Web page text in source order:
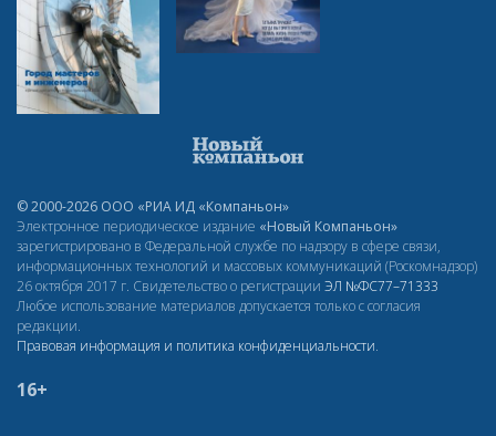
© 2000-2026 ООО «РИА ИД «Компаньон»
Электронное периодическое издание «Новый Компаньон»
зарегистрировано в Федеральной службе по надзору в сфере связи,
информационных технологий и массовых коммуникаций (Роскомнадзор)
26 октября 2017 г. Свидетельство о регистрации ЭЛ №ФС77–71333
Любое использование материалов допускается только с согласия
редакции.
Правовая информация и политика конфиденциальности.
16+